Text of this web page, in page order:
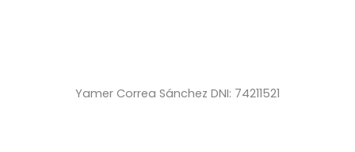
Yamer Correa Sánchez DNI: 74211521